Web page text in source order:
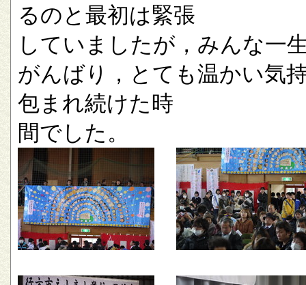
るのと最初は緊張
していましたが，みんな一
がんばり，とても温かい気
包まれ続けた時
間でした。